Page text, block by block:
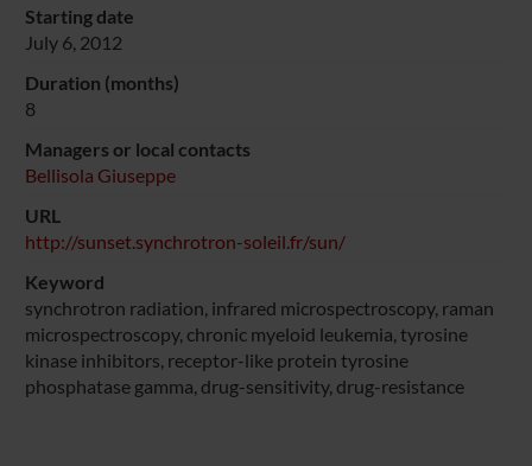
Starting date
July 6, 2012
Duration (months)
8
Managers or local contacts
Bellisola Giuseppe
URL
http://sunset.synchrotron-soleil.fr/sun/
Keyword
synchrotron radiation, infrared microspectroscopy, raman
microspectroscopy, chronic myeloid leukemia, tyrosine
kinase inhibitors, receptor-like protein tyrosine
phosphatase gamma, drug-sensitivity, drug-resistance